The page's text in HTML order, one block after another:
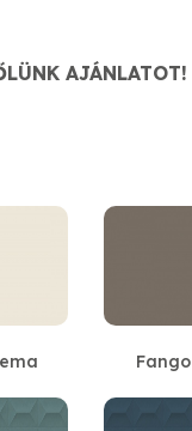
AJÁNLATOT!
Fango